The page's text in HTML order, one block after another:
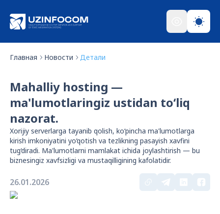
Главная Новости Детали
Mahalliy hosting —
ma'lumotlaringiz ustidan to‘liq
nazorat.
Xorijiy serverlarga tayanib qolish, ko‘pincha ma'lumotlarga
kirish imkoniyatini yo‘qotish va tezlikning pasayish xavfini
tug‘diradi. Ma'lumotlarni mamlakat ichida joylashtirish — bu
biznesingiz xavfsizligi va mustaqilligining kafolatidir.
26.01.2026